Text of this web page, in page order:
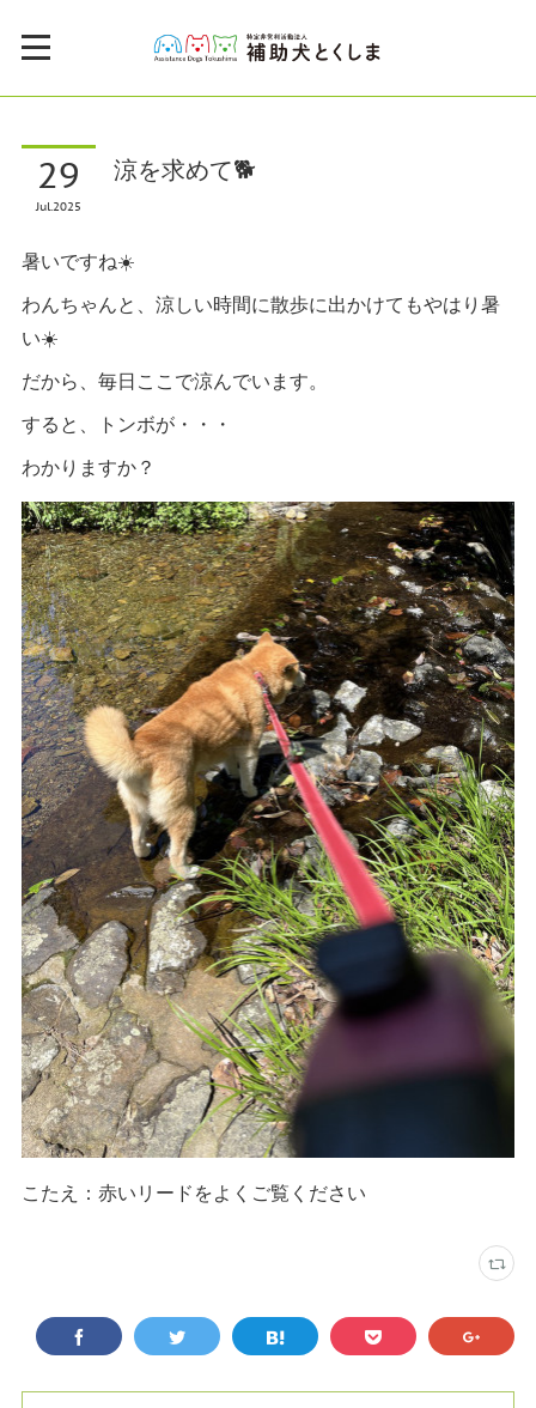
29
Jul2025
涼を求めて🐕
暑いですね☀️
わんちゃんと、涼しい時間に散歩に出かけてもやはり暑
い☀️
だから、毎日ここで涼んでいます。
すると、トンボが・・・
わかりますか？
こたえ：赤いリードをよくご覧ください